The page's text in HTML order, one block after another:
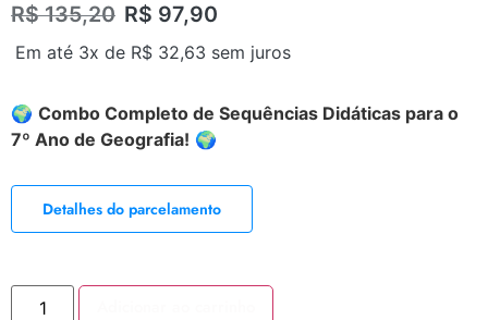
R$135,20 R$ 97,90
Em até 3x de R$ 32,63 sem juros
🌍 Combo Completo de Sequências Didáticas para o
7º Ano de Geografia! 🌍
Detalhes do parcelamento